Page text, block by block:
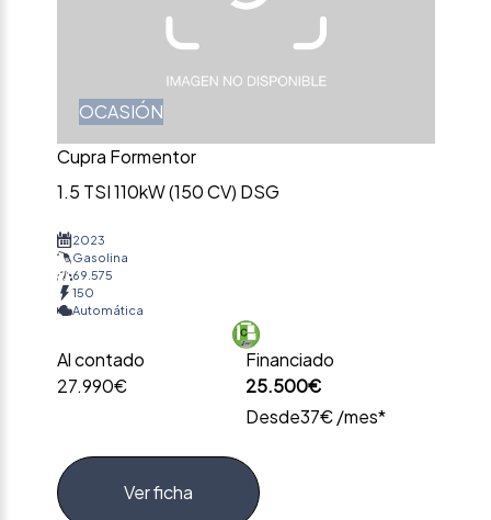
OCASIÓN
Cupra Formentor
1.5 TSI 110kW (150 CV) DSG
2023
Gasolina
69.575
150
Automática
Al contado
27.990€
Financiado
25.500€
Desde37€ /mes*
Ver ficha